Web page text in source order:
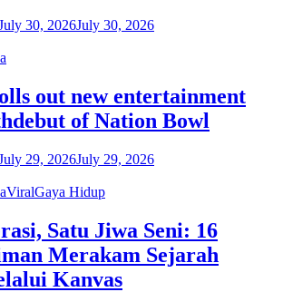
30, 2026July 30, 2026
out new entertainment
of Nation Bowl
29, 2026July 29, 2026
ViralGaya Hidup
Satu Jiwa Seni: 16
Merakam Sejarah
Kanvas